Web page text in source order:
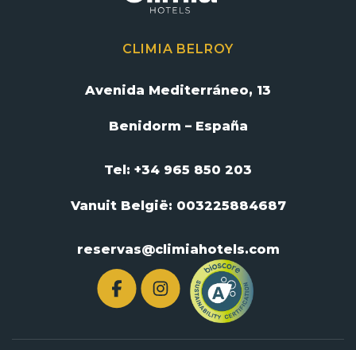
CLIMIA BELROY
Avenida Mediterráneo, 13
Benidorm – España
Tel: +34 965 850 203
Vanuit België: 003225884687
reservas@climiahotels.com